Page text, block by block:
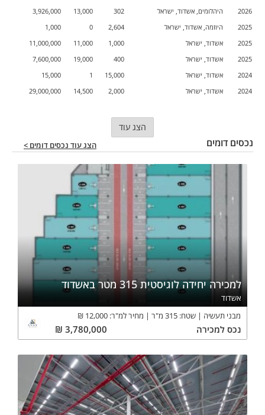
2026
היהלומים, אשדוד, ישראל 302
13,000
3,926,000
2025
היוזמה, אשדוד, ישראל 2,604
0
1,000
2025
אשדוד, ישראל 1,000
11,000
11,000,000
2025
אשדוד, ישראל 400
19,000
7,600,000
2024
אשדוד, ישראל 15,000
1
15,000
2024
אשדוד, ישראל 2,000
14,500
29,000,000
הצג עוד
נכסים דומים הצג עוד נכסים דומים >
למכירה יחידה לוגיסטית 315 מטר באשדוד
אשדוד
מבני תעשיה
שטח: 315 מ"ר מחיר למ"ר: 12,000
₪
נכס למכירה 3,780,000
₪